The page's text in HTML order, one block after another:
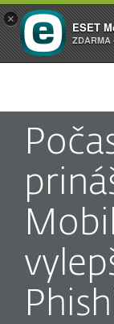
×
ESET
ZDARMA